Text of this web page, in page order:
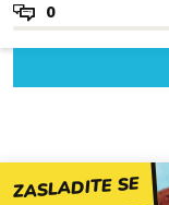
0
ZASLADITE SE